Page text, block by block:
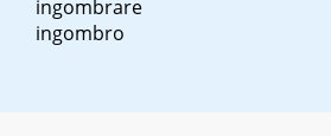
ingombrare
ingombro